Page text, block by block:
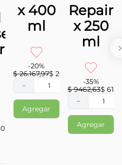
.
x 400
ml
-20%
$ 26.167,97$ 20
＋
－
Agregar
Repair
x 250
ml
-35%
$ 9462,63$ 6150
－
Agregar